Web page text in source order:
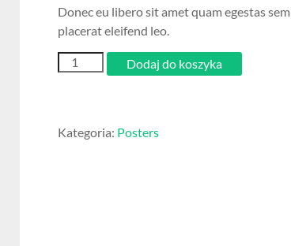
Warning : Trying to access array offset on value of
Warning: Trying to access array offset on value of
Donec eu libero sit amet quam egestas
placerat eleifend leo.
ilość
Woo
Dodaj do koszyka
Kategoria: Posters